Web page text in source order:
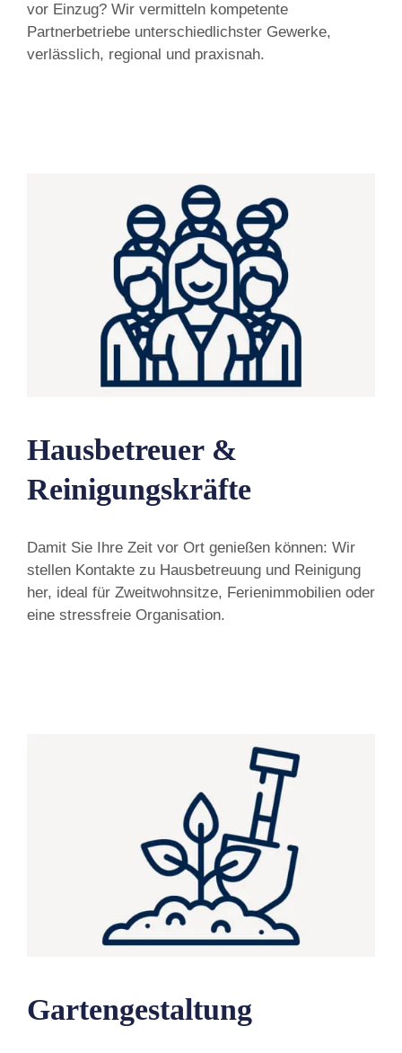
vor Einzug? Wir vermitteln kompetente
Partnerbetriebe unterschiedlichster Gewerke,
verlässlich, regional und praxisnah.
Hausbetreuer &
Reinigungskräfte
Damit Sie Ihre Zeit vor Ort genießen können: Wir
stellen Kontakte zu Hausbetreuung und Reinigung
her, ideal für Zweitwohnsitze, Ferienimmobilien oder
eine stressfreie Organisation.
Gartengestaltung